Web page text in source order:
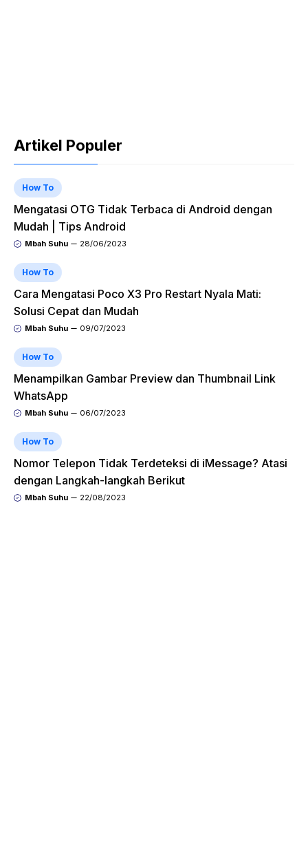
Artikel Populer
How To
Mengatasi OTG Tidak Terbaca di Android dengan
Mudah | Tips Android
Mbah Suhu 28/06/2023
How To
Cara Mengatasi Poco X3 Pro Restart Nyala Mati:
Solusi Cepat dan Mudah
Mbah Suhu 09/07/2023
How To
Menampilkan Gambar Preview dan Thumbnail Link
WhatsApp
Mbah Suhu 06/07/2023
How To
Nomor Telepon Tidak Terdeteksi di iMessage? Atasi
dengan Langkah-langkah Berikut
Mbah Suhu 22/08/2023